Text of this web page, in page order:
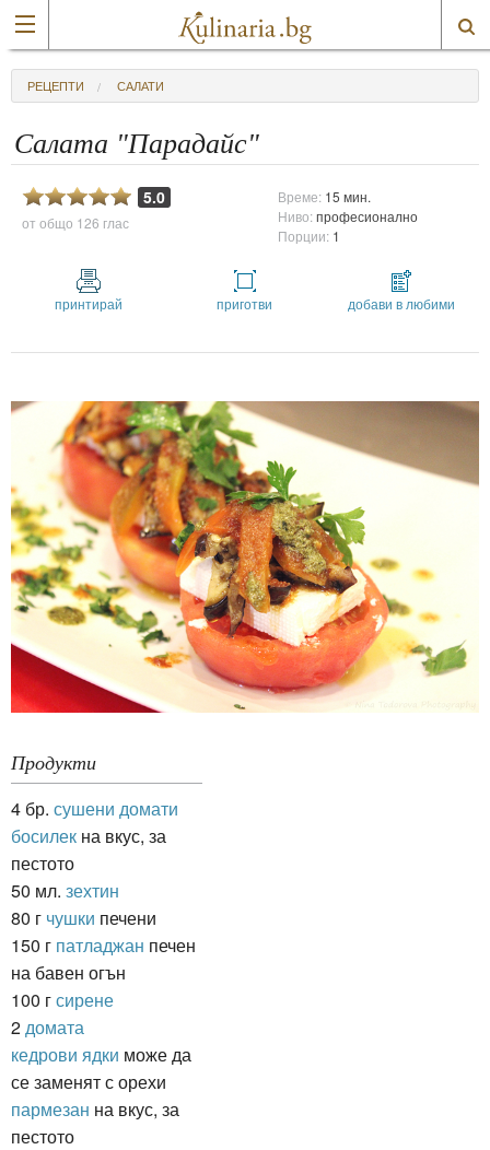
РЕЦЕПТИ САЛАТИ
Салата "Парадайс"
5.0
от общо 126 глас
Време: 15 мин.
Ниво:професионално
Порции: 1
принтирай приготви добави в любими
Продукти
4 бр. сушени домати
босилек на вкус, за
пестото
50 мл. зехтин
80 г чушки печени
150 г патладжан печен
на бавен огън
100 гсирене
2 домата
кедрови ядки може да
се заменят с орехи
пармезан на вкус, за
пестото